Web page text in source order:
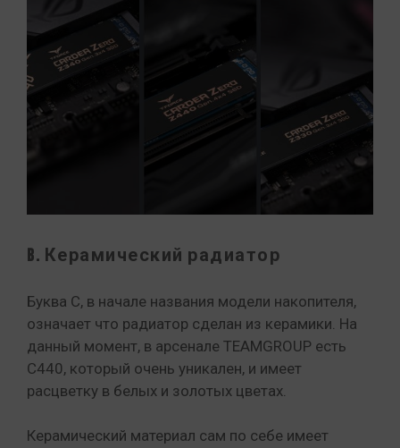
B. Керамический радиатор
Буква C, в начале названия модели накопителя,
означает что радиатор сделан из керамики. На
данный момент, в арсенале TEAMGROUP есть
C440, который очень уникален, и имеет
расцветку в белых и золотых цветах.
Керамический материал сам по себе имеет